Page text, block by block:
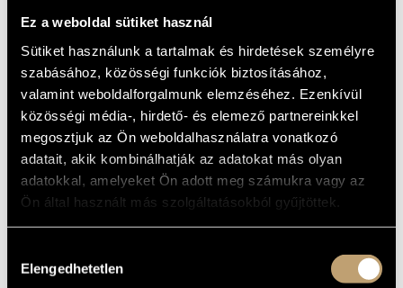
Ez a weboldal sütiket használ
Sütiket használunk a tartalmak és hirdetések személyre
szabásához, közösségi funkciók biztosításához,
valamint weboldalforgalmunk elemzéséhez. Ezenkívül
közösségi média-, hirdető- és elemező partnereinkkel
megosztjuk az Ön weboldalhasználatra vonatkozó
adatait, akik kombinálhatják az adatokat más olyan
adatokkal, amelyeket Ön adott meg számukra vagy az
Ön által használt más szolgáltatásokból gyűjtöttek.
kiválasztása
Elengedhetetlen
Járdányi Pál(1920-1966)
Jeney Zoltán(1943-2019)
Kadosa Pál(1903-1983)
Kocsár Miklós
(1933-2019)
(1897-1984)
Kurtág György(1926)
Lavotta János (1764-1820)
Lendvay Kamilló(1928-2016)
Maros Rudolf(1917-1982)
Mihalovich Ödön(1842-1929)
Pongrácz Zoltán(1912-2007)